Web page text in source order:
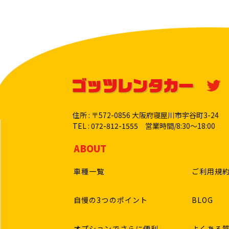
住所 : 〒572-0856 大阪府寝屋川市宇谷町3-24
TEL : 072-812-1555 営業時間/8:30〜18:00
ABOUT
車種一覧 ご利用規
自慢の3つのポイント BLOG